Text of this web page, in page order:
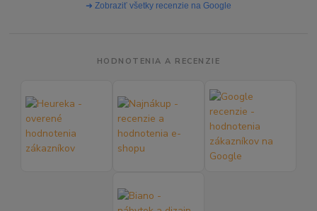
➜ Zobraziť všetky recenzie na Google
HODNOTENIA A RECENZIE